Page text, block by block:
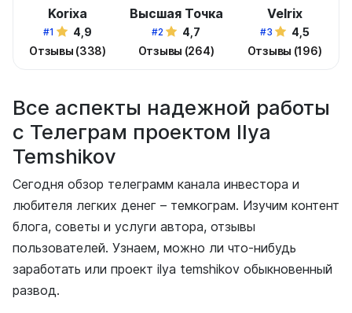
Korixa
#1
4,9
Отзывы (338)
Высшая Точка
#2
4,7
Отзывы (264)
Velrix
#3
4,5
Отзывы (196)
Все аспекты надежной работы
с Телеграм проектом Ilya
Temshikov
Сегодня обзор телеграмм канала инвестора и
любителя легких денег – темкограм. Изучим контент
блога, советы и услуги автора, отзывы
пользователей. Узнаем, можно ли что-нибудь
заработать или проект ilya temshikov обыкновенный
развод.